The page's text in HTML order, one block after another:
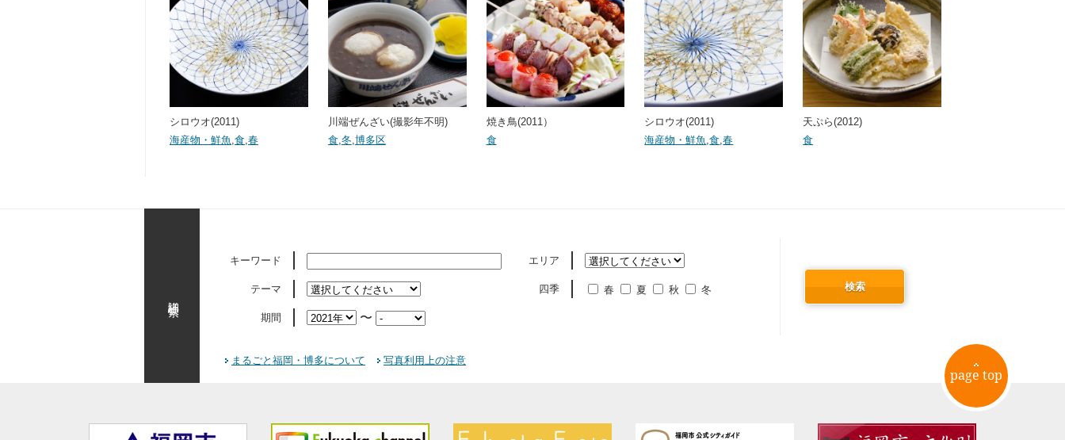
シロウオ(2011)
海産物・鮮魚 食 春
川端ぜんざい(撮影年不明)
食, 冬 博多区
焼き鳥(2011）
食
シロウオ(2011)
海産物・鮮魚 ,食 ,春
天ぷら(2012)
食
キーワード エリア
テーマ 四季 春 夏 秋 冬
期間 〜
検索
まるごと福岡・博多について 写真利用上の注意
page top